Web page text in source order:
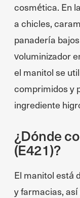
cosmética. En
a chicles,
panadería
voluminizador
el manitol se
comprimidos y
ingrediente
¿Dónde
(E421)?
El manitol está
y farmacias,